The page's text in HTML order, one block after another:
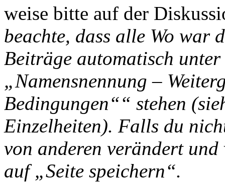
weise bitte auf der
beachte, dass alle Wo war
Beiträge automatisch
„Namensnennung –
Bedingungen““ stehen
Einzelheiten). Falls du
von anderen verändert
auf „Seite speichern“.